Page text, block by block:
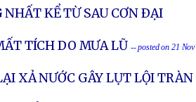
KỂ TỪ SAU CƠN ÐẠI
TÍCH DO MƯA LŨ -- posted on 21 Nov
XẢ NƯỚC GÂY LỤT LỘI TRÀN